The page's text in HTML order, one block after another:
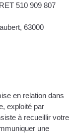
510 909 807
63000
en relation dans
exploité par
à recueillir votre
une